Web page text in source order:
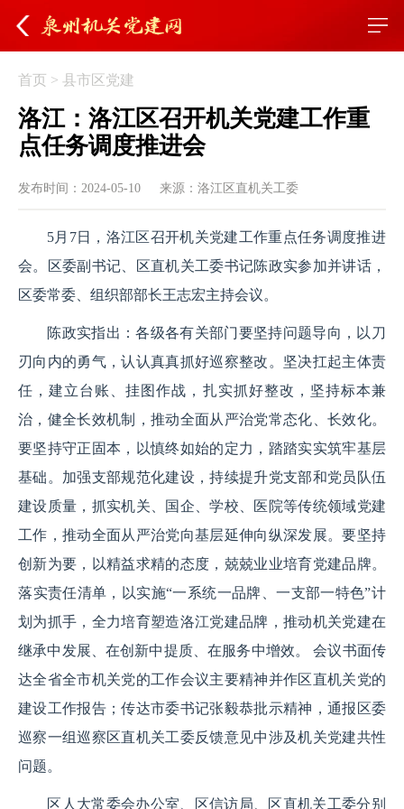
首页 >县市区党建
洛江：洛江区召开机关党建工作重
点任务调度推进会
发布时间：2024-05-10 来源：洛江区直机关工委
5月7日，洛江区召开机关党建工作重点任务调度推进
会。区委副书记、区直机关工委书记陈政实参加并讲话，
区委常委、组织部部长王志宏主持会议。
陈政实指出：各级各有关部门要坚持问题导向，以刀
刃向内的勇气，认认真真抓好巡察整改。坚决扛起主体责
任，建立台账、挂图作战，扎实抓好整改，坚持标本兼
治，健全长效机制，推动全面从严治党常态化、长效化。
要坚持守正固本，以慎终如始的定力，踏踏实实筑牢基层
基础。加强支部规范化建设，持续提升党支部和党员队伍
建设质量，抓实机关、国企、学校、医院等传统领域党建
工作，推动全面从严治党向基层延伸向纵深发展。要坚持
创新为要，以精益求精的态度，兢兢业业培育党建品牌。
落实责任清单，以实施“一系统一品牌、一支部一特色”计
划为抓手，全力培育塑造洛江党建品牌，推动机关党建在
继承中发展、在创新中提质、在服务中增效。 会议书面传
达全省全市机关党的工作会议主要精神并作区直机关党的
建设工作报告；传达市委书记张毅恭批示精神，通报区委
巡察一组巡察区直机关工委反馈意见中涉及机关党建共性
问题。
区人大常委会办公室、区信访局、区直机关工委分别